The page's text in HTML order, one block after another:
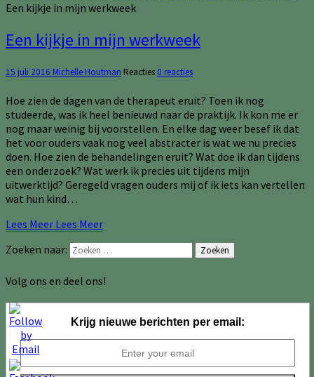
Een kijkje in mijn werkweek
Een kijkje in mijn werkweek
15 juli 2016 Michelle Houtman Reacties 0 reacties
Hoe zien de dagen van de therapeut eruit? Toen ik nog
studeerde, was ik heel benieuwd naar de praktijk. Ik kon me er
nog maar weinig bij voorstellen. En elke dag weer besef ik dat
het voor ouders vaak nog veel abstracter is wat we nu precies
doen. Hoe zien de behandelingen eruit? Wat doe ik dan tijdens
een onderzoek? Wat werk ik precies uit tijdens mijn
uitwerktijd? Geregeld vragen ouders mij of ik iets kan vertellen
wat hun kind…
Lees Meer Lees Meer
Zoeken naar:
Zoeken
Volg ons en deel ons!
Krijg nieuwe berichten per email: